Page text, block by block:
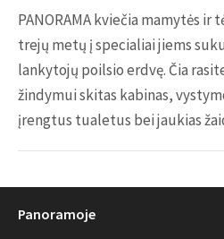
PANORAMA kviečia mamytės ir
trejų metų į specialiai jiems
lankytojų poilsio erdvę. Čia
žindymui skitas kabinas,
įrengtus tualetus bei jaukias
Panoramoje